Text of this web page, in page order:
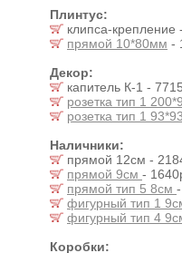
Плинтус:
клипса-крепление
прямой 10*80мм -
Декор:
капитель К-1 -
розетка тип 1
розетка тип 1 93*93
Наличники:
прямой 12см -
прямой 9см -
прямой тип 5 8см
фигурный тип 1
фигурный тип 4
Коробки: